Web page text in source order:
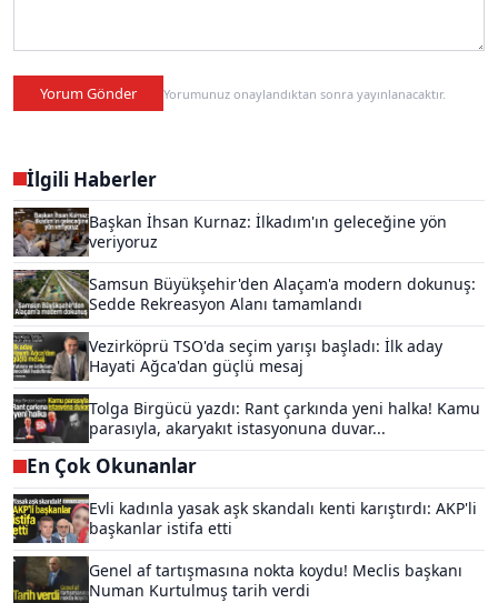
Yorum Gönder Yorumunuz onaylandıktan sonra yayınlanacaktır.
İlgili Haberler
Başkan İhsan Kurnaz: İlkadım'ın geleceğine yön
veriyoruz
Samsun Büyükşehir'den Alaçam'a modern dokunuş:
Sedde Rekreasyon Alanı tamamlandı
Vezirköprü TSO'da seçim yarışı başladı: İlk aday
Hayati Ağca'dan güçlü mesaj
Tolga Birgücü yazdı: Rant çarkında yeni halka! Kamu
parasıyla, akaryakıt istasyonuna duvar...
En Çok Okunanlar
Evli kadınla yasak aşk skandalı kenti karıştırdı: AKP'li
başkanlar istifa etti
Genel af tartışmasına nokta koydu! Meclis başkanı
Numan Kurtulmuş tarih verdi